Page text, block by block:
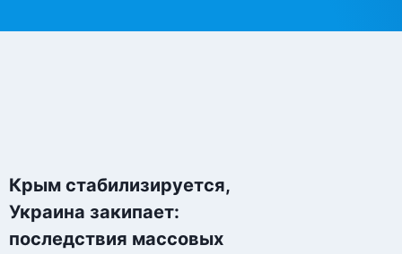
Крым стабилизируется,
Украина закипает:
последствия массовых